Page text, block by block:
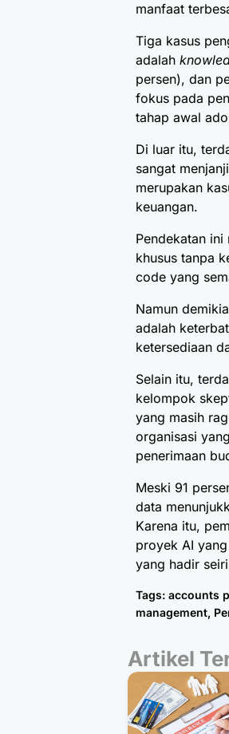
manfaat
Tiga kasus
adalah
persen), dan
fokus pada
tahap awal
Di luar itu,
sangat
merupakan
keuangan.
Pendekatan
khusus tanpa
code yang
Namun
adalah
ketersediaan
Selain itu,
kelompok
yang masih
organisasi
penerimaan
Meski 91
data
Karena itu,
proyek AI
yang hadir
Tags: accounts
management,
Artikel